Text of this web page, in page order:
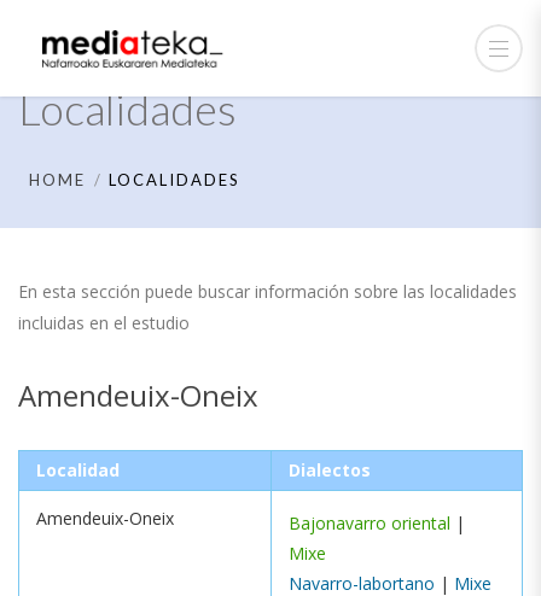
Localidades
HOME LOCALIDADES
En esta sección puede buscar información sobre las localidades
incluidas en el estudio
Amendeuix-Oneix
Localidad Dialectos
Amendeuix-Oneix Bajonavarro oriental |
Mixe
Navarro-labortano | Mixe